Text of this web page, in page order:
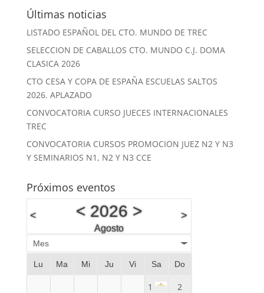
Últimas noticias
LISTADO ESPAÑOL DEL CTO. MUNDO DE TREC
SELECCION DE CABALLOS CTO. MUNDO C.J. DOMA
CLASICA 2026
CTO CESA Y COPA DE ESPAÑA ESCUELAS SALTOS
2026. APLAZADO
CONVOCATORIA CURSO JUECES INTERNACIONALES
TREC
CONVOCATORIA CURSOS PROMOCION JUEZ N2 Y N3
Y SEMINARIOS N1, N2 Y N3 CCE
Próximos eventos
< < 2026>
Agosto
>
Mes
Lu Ma Mi Ju Vi Sa Do
1 2